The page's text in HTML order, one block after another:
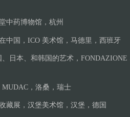
中药博物馆，杭州
中国，ICO 美术馆，马德里，西班牙
日本、和韩国的艺术，FONDAZIONE
MUDAC，洛桑，瑞士
藏展，汉堡美术馆，汉堡，德国